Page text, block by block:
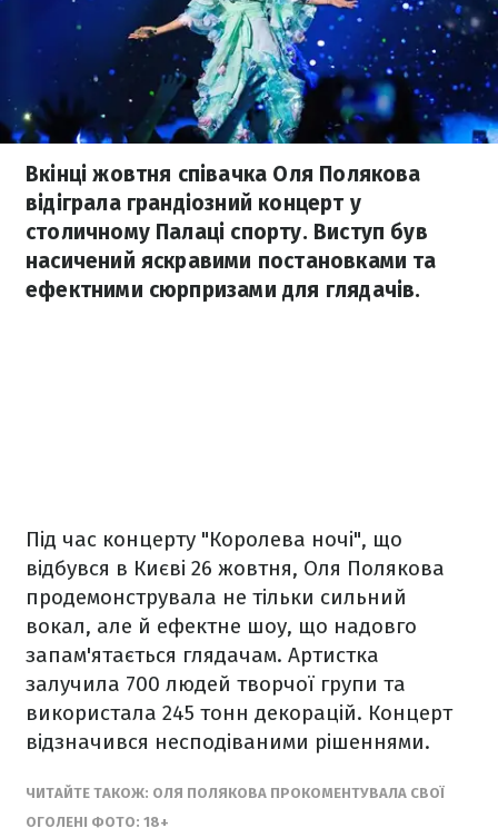
Вкінці жовтня співачка Оля Полякова
відіграла грандіозний концерт у
столичному Палаці спорту. Виступ був
насичений яскравими постановками та
ефектними сюрпризами для глядачів.
Під час концерту "Королева ночі", що
відбувся в Києві 26 жовтня, Оля Полякова
продемонструвала не тільки сильний
вокал, але й ефектне шоу, що надовго
запам'ятається глядачам. Артистка
залучила 700 людей творчої групи та
використала 245 тонн декорацій. Концерт
відзначився несподіваними рішеннями.
ЧИТАЙТЕ ТАКОЖ: ОЛЯ ПОЛЯКОВА ПРОКОМЕНТУВАЛА СВОЇ
ОГОЛЕНІ ФОТО: 18+